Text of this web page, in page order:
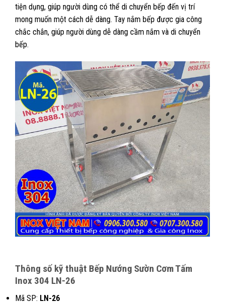
tiện dụng, giúp người dùng có thể di chuyển bếp đến vị trí
mong muốn một cách dễ dàng. Tay nắm bếp được gia công
chắc chắn, giúp người dùng dễ dàng cầm nắm và di chuyển
bếp.
Thông số kỹ thuật Bếp Nướng Sườn Cơm Tấm
Inox 304 LN-26
Mã SP: LN-26